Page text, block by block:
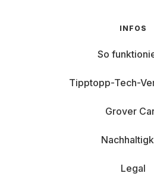
INFOS
So
Tipptopp-Tech-
Grover
Legal